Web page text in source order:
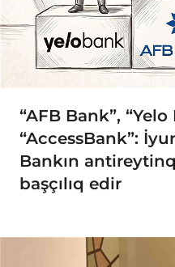
“AFB Bank”,
“AccessBank”:
Bankın
başçılıq edir